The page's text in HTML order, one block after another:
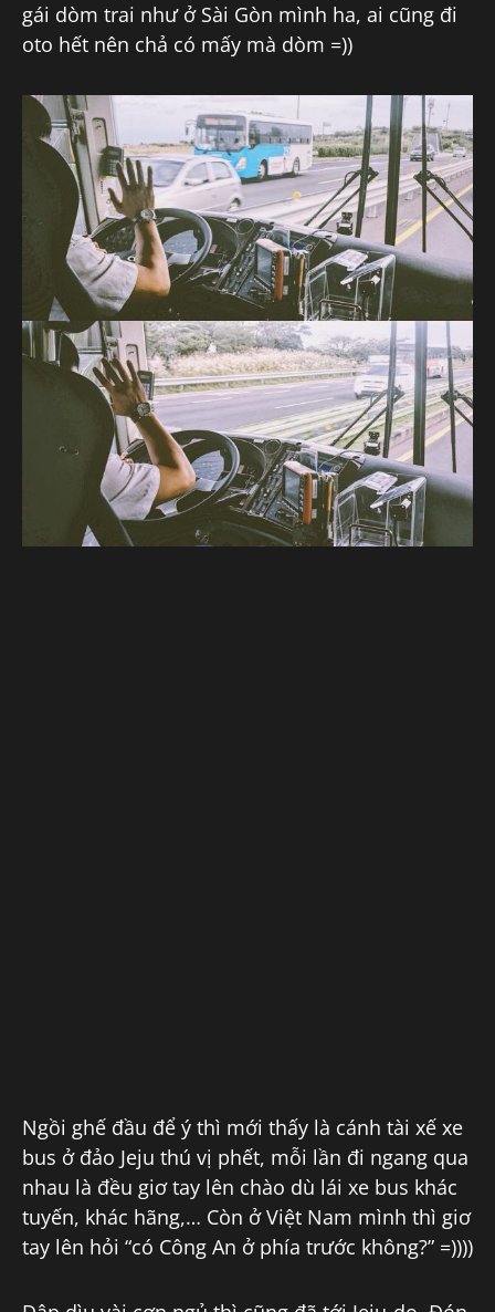
gái dòm trai như ở Sài Gòn mình ha, ai cũng đi
oto hết nên chả có mấy mà dòm =))
Ngồi ghế đầu để ý thì mới thấy là cánh tài xế xe
bus ở đảo Jeju thú vị phết, mỗi lần đi ngang qua
nhau là đều giơ tay lên chào dù lái xe bus khác
tuyến, khác hãng,… Còn ở Việt Nam mình thì giơ
tay lên hỏi “có Công An ở phía trước không?” =))))